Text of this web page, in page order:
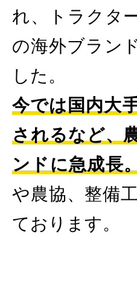
れ、トラクタ
の海外ブラン
した。
今では国内大
されるなど、
ンドに急成長
や農協、整備
ております。